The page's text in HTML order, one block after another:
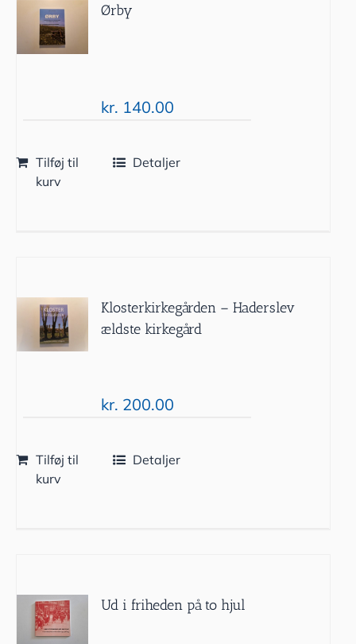
Ørby
kr. 140.00
Tilføj til
kurv
Detaljer
Klosterkirkegården – Haderslev
ældste kirkegård
kr. 200.00
Tilføj til
kurv
Detaljer
Ud i friheden på to hjul